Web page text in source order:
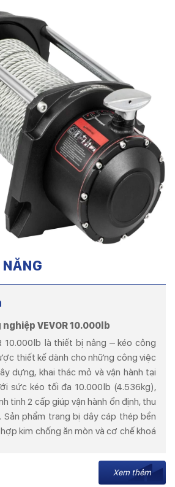
Tối đa 500 kg
VEVOR 10.000lb
10.000lb là thiết bị nâng – kéo công
thiết kế dành cho những công việc
dựng, khai thác mỏ và vận hành tại
sức kéo tối đa 10.000lb (4.536kg),
tinh 2 cấp giúp vận hành ổn định, thu
Sản phẩm trang bị dây cáp thép bền
kim chống ăn mòn và cơ chế khoá
Xem thêm